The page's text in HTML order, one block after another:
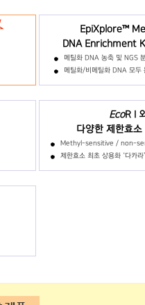
EpiXplore™
DNA Enrichment
메틸화 DNA 농축 및 NGS
메틸화/비메틸화 DNA 모두
EcoR I
다양한 제한효소
Methyl-sensitive / non-
제한효소 최초 상용화 ‘다카라